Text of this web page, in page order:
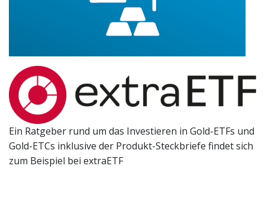
Ein Ratgeber rund um das Investieren in Gold-ETFs und
Gold-ETCs inklusive der Produkt-Steckbriefe findet sich
zum Beispiel bei extraETF